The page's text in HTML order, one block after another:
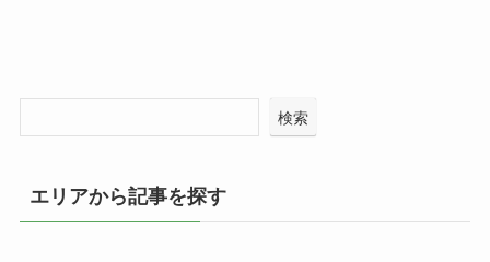
検索
エリアから記事を探す